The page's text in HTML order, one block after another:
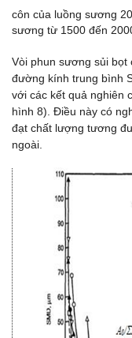
côn của luồng sương
sương từ 1500 đến
Vòi phun sương sủi
đường kính trung bình
với các kết quả nghiên
hình 8). Điều này có
đạt chất lượng tương
ngoài.